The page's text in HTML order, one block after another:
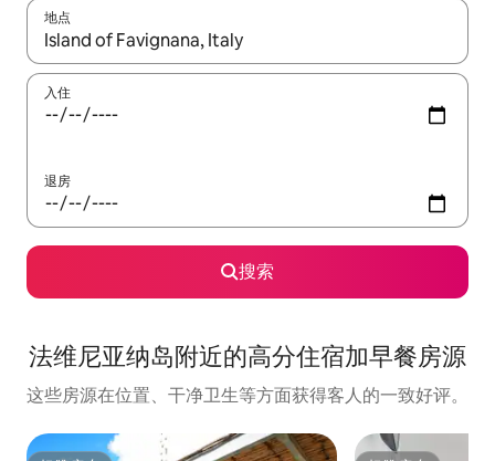
地点
如有搜索结果，请使用上下方向键查看，或通过点击或滑动手势
入住
退房
搜索
法维尼亚纳岛附近的高分住宿加早餐房源
这些房源在位置、干净卫生等方面获得客人的一致好评。